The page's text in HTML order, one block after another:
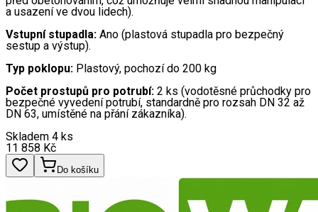
a usazení ve dvou lidech).
Vstupní stupadla: Ano (plastová stupadla pro bezpečný
sestup a výstup).
Typ poklopu: Plastový, pochozí do 200 kg
Počet prostupů pro potrubí: 2 ks (vodotěsné průchodky pro
bezpečné vyvedení potrubí, standardně pro rozsah DN 32 až
DN 63, umístěné na přání zákazníka).
Skladem 4 ks
11 858 Kč
Do košíku